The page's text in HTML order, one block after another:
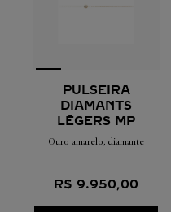
PULSEIRA
DIAMANTS
LÉGERS MP
Ouro amarelo, diamante
R$ 9.950,00